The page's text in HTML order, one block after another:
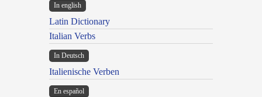
In english
Latin Dictionary
Italian Verbs
In Deutsch
Italienische Verben
En español